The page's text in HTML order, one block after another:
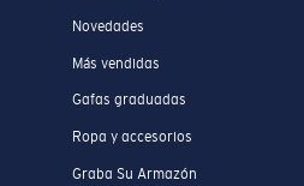
Novedades
Más vendidas
Gafas graduadas
Ropa y accesorios
Graba Su Armazón